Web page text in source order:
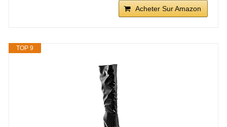
Acheter Sur Amazon
TOP 9